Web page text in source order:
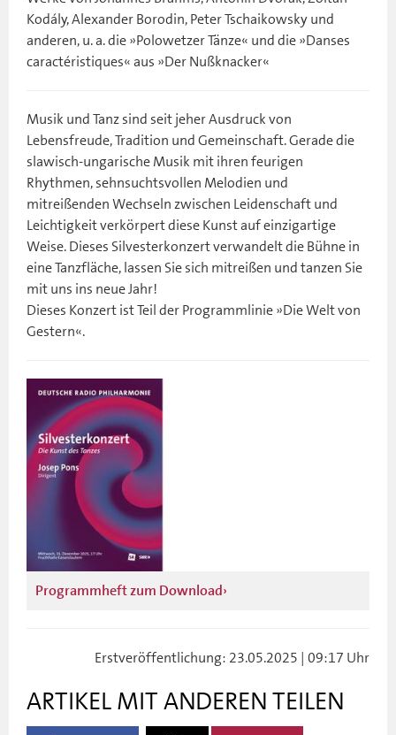
Kodály, Alexander Borodin, Peter Tschaikowsky und
anderen, u. a. die »Polowetzer Tänze« und die »Danses
caractéristiques« aus »Der Nußknacker«
Musik und Tanz sind seit jeher Ausdruck von
Lebensfreude, Tradition und Gemeinschaft. Gerade die
slawisch-ungarische Musik mit ihren feurigen
Rhythmen, sehnsuchtsvollen Melodien und
mitreißenden Wechseln zwischen Leidenschaft und
Leichtigkeit verkörpert diese Kunst auf einzigartige
Weise. Dieses Silvesterkonzert verwandelt die Bühne in
eine Tanzfläche, lassen Sie sich mitreißen und tanzen Sie
mit uns ins neue Jahr!
Dieses Konzert ist Teil der Programmlinie »Die Welt von
Gestern«.
Programmheft zum Download
Erstveröffentlichung: 23.05.2025 | 09:17 Uhr
ARTIKEL MIT ANDEREN TEILEN